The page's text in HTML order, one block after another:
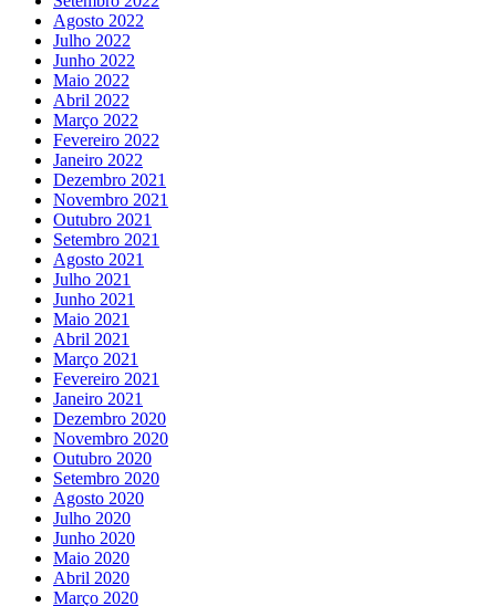
Agosto 2022
Julho 2022
Junho 2022
Maio 2022
Abril 2022
Março 2022
Fevereiro 2022
Janeiro 2022
Dezembro 2021
Novembro 2021
Outubro 2021
Setembro 2021
Agosto 2021
Julho 2021
Junho 2021
Maio 2021
Abril 2021
Março 2021
Fevereiro 2021
Janeiro 2021
Dezembro 2020
Novembro 2020
Outubro 2020
Setembro 2020
Agosto 2020
Julho 2020
Junho 2020
Maio 2020
Abril 2020
Março 2020